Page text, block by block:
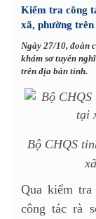
Kiểm tra công
xã, phường
Ngày 27/10, đoàn
khám sơ tuyển
trên địa bàn tỉnh.
Bộ CHQS
Qua kiểm
công tác rà